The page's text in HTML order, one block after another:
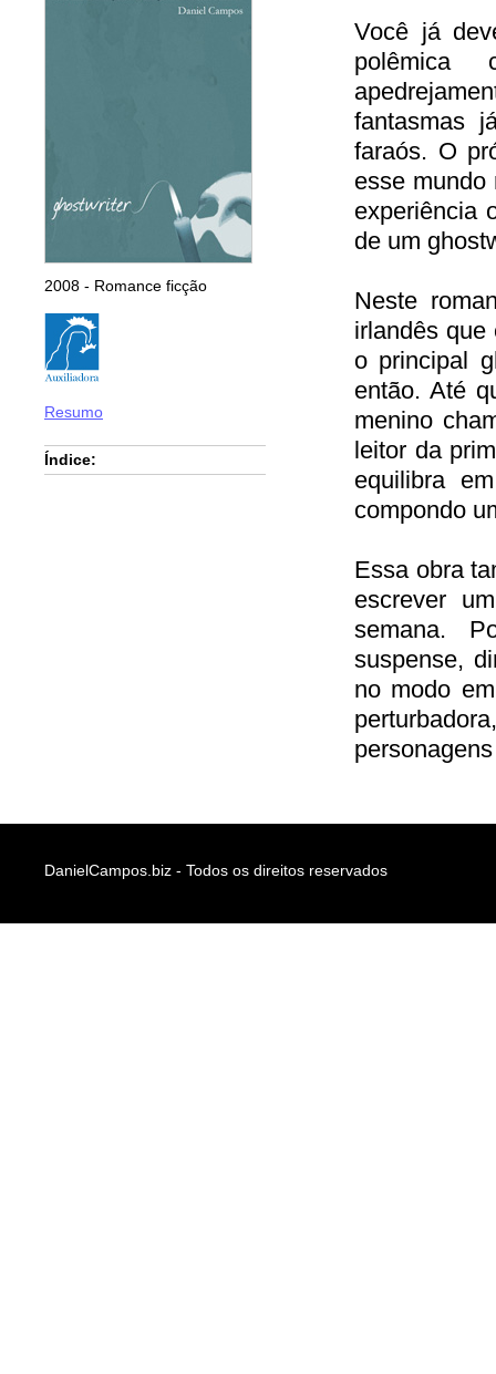
2008 - Romance ficção
Resumo
Índice:
Você já
polêmica
fantasmas
faraós. O
esse mundo
experiência
de um
Neste
irlandês que
o principal
então. Até
menino
leitor da
equilibra
compondo
Essa obra
escrever
semana.
suspense,
no modo
DanielCampos.biz - Todos os direitos reservados